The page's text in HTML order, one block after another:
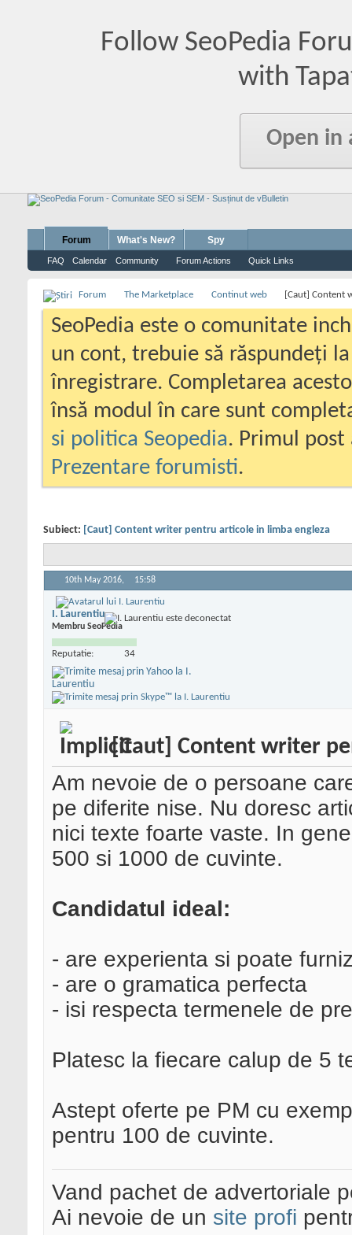
Follow SeoPedia
with
Open in
Forum
FAQ Calendar Community Forum Actions Quick Links
What's New? Spy
Forum The Marketplace Continut web [Caut] Content
SeoPedia este o comunitate
un cont, trebuie să răspundeți
înregistrare. Completarea
însă modul în care sunt
si politica Seopedia. Primul
Prezentare forumisti.
Subiect: [Caut] Content writer pentru articole in limba engleza
10th May 2016, 15:58
I. Laurentiu
Membru SeoPedia
Reputatie: 34
[Caut] Content writer
Am nevoie de o persoane
pe diferite nise. Nu doresc
nici texte foarte vaste. In
500 si 1000 de cuvinte.
Candidatul ideal:
- are experienta si poate
- are o gramatica perfecta
- isi respecta termenele de
Platesc la fiecare calup de 5
Astept oferte pe PM cu
pentru 100 de cuvinte.
Vand pachet de advertoriale
Ai nevoie de un site profi